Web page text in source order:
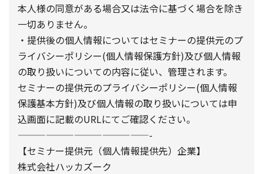
本人様の同意がある場合又は法令に基づく場合を除き
一切ありません。
・提供後の個人情報についてはセミナーの提供元のプ
ライバシーポリシー(個人情報保護方針)及び個人情報
の取り扱いについての内容に従い、管理されます。
セミナーの提供元のプライバシーポリシー(個人情報
保護基本方針)及び個人情報の取り扱いについては申
込画面に記載のURLにてご確認ください。
——————————————-
【セミナー提供元（個人情報提供先）企業】
株式会社ハッカズーク